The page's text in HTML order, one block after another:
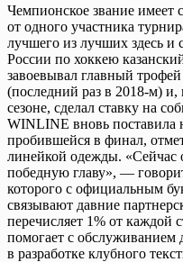
Чемпионское звание имеет
от одного участника
лучшего из лучших здесь и
России по хоккею
завоевывал главный
(последний раз в 2018-м)
сезоне, сделал ставку на
WINLINE вновь поставила
пробившейся в финал,
линейкой одежды.
победную главу», —
которого с официальным
связывают давние
перечисляет 1% от каждой
помогает с обслуживанием
в разработке клубного